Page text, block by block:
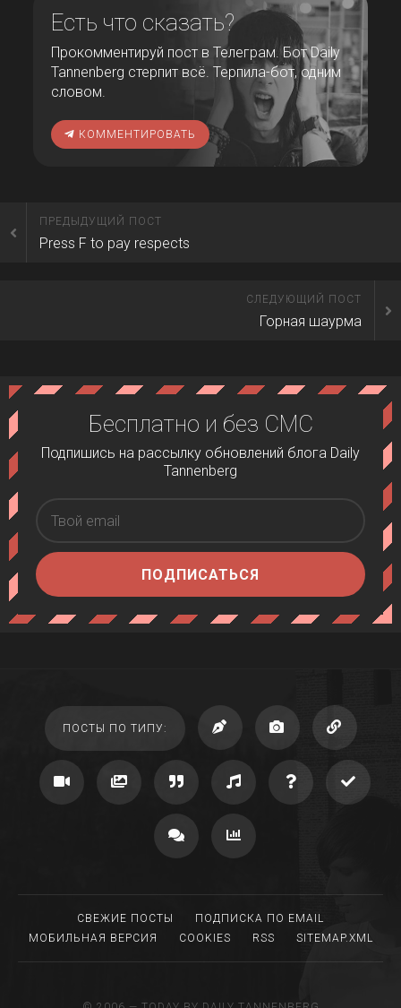
Есть что сказать?
Прокомментируй пост в Телеграм. Бот Daily
Tannenberg стерпит всё. Терпила-бот, одним
словом.
КОММЕНТИРОВАТЬ
ПРЕДЫДУЩИЙ ПОСТ
Press F to pay respects
СЛЕДУЮЩИЙ ПОСТ
Горная шаурма
Бесплатно и без СМС
Подпишись на рассылку обновлений блога Daily
Tannenberg
ПОДПИСАТЬСЯ
ПОСТЫ ПО ТИПУ:
СВЕЖИЕ ПОСТЫ
ПОДПИСКА ПО EMAIL
МОБИЛЬНАЯ ВЕРСИЯ
COOKIES RSS SITEMAP.XML